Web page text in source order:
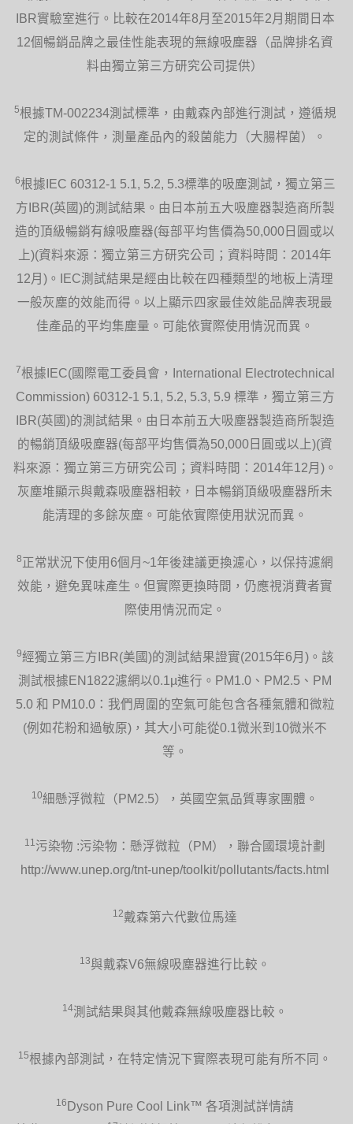
擺風操控
一按即可流暢擺風。
安全設計
不設高速轉動的扇葉。
IBR實驗室進行。比較在2014年8月至2015年2月期間日本
12個暢銷品牌之最佳性能表現的無線吸塵器（品牌排名資
料由獨立第三方研究公司提供）
5根據TM-002234測試標準，由戴森內部進行測試，遵循規
定的測試條件，測量產品內的殺菌能力（大腸桿菌）。
6根據IEC 60312-1 5.1, 5.2, 5.3標準的吸塵測試，獨立第三
方IBR(英國)的測試結果。由日本前五大吸塵器製造商所製
造的頂級暢銷有線吸塵器(每部平均售價為50,000日圓或以
上)(資料來源：獨立第三方研究公司；資料時間：2014年
12月)。IEC測試結果是經由比較在四種類型的地板上清理
一般灰塵的效能而得。以上顯示四家最佳效能品牌表現最
佳產品的平均集塵量。可能依實際使用情況而異。
7根據IEC(國際電工委員會，International Electrotechnical
Commission) 60312-1 5.1, 5.2, 5.3, 5.9 標準，獨立第三方
IBR(英國)的測試結果。由日本前五大吸塵器製造商所製造
的暢銷頂級吸塵器(每部平均售價為50,000日圓或以上)(資
料來源：獨立第三方研究公司；資料時間：2014年12月)。
灰塵堆顯示與戴森吸塵器相較，日本暢銷頂級吸塵器所未
能清理的多餘灰塵。可能依實際使用狀況而異。
8正常狀況下使用6個月~1年後建議更換濾心，以保持濾網
效能，避免異味產生。但實際更換時間，仍應視消費者實
際使用情況而定。
9經獨立第三方IBR(美國)的測試結果證實(2015年6月)。該
測試根據EN1822濾網以0.1µ進行。PM1.0、PM2.5、PM
5.0 和 PM10.0：我們周圍的空氣可能包含各種氣體和微粒
(例如花粉和過敏原)，其大小可能從0.1微米到10微米不
等。
10細懸浮微粒（PM2.5），英國空氣品質專家團體。
11 污染物 :污染物：懸浮微粒（PM），聯合國環境計劃
http://www.unep.org/tnt-unep/toolkit/pollutants/facts.html
12戴森第六代數位馬達
13與戴森V6無線吸塵器進行比較。
14測試結果與其他戴森無線吸塵器比較。
15根據內部測試，在特定情況下實際表現可能有所不同。
16 Dyson Pure Cool Link™ 各項測試詳情請